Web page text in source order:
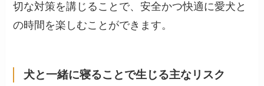
切な対策を講じることで、安全かつ快適に愛犬と
の時間を楽しむことができます。
犬と一緒に寝ることで生じる主なリスク